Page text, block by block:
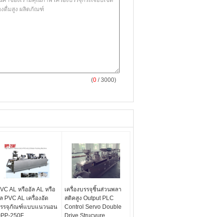
(0 / 3000)
AL หรืออัล AL หรือ
PVC AL เครื่องอัด
รจุภัณฑ์แบบแนวนอน
250F
เครื่องบรรจุชิ้นส่วนพลา
สติคสูง Output PLC
Control Servo Double
Drive Strucyure